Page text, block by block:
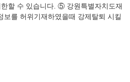
할 수 있습니다. ⑤ 강원특별자치도재
보를 허위기재하였을때 강제탈퇴 시킬